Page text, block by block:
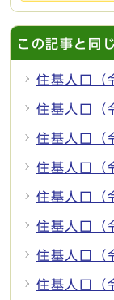
この記事と同
住基人口（
住基人口（
住基人口（
住基人口（
住基人口（
住基人口（
住基人口（
住基人口（